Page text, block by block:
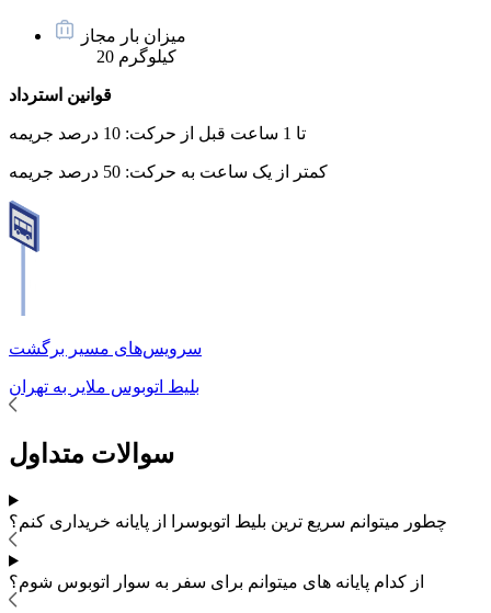
میزان بار مجاز
20 کیلوگرم
قوانین استرداد
تا 1 ساعت قبل از حرکت: 10 درصد جریمه
کمتر از یک ساعت به حرکت: 50 درصد جریمه
سرویس‌های مسیر برگشت
بلیط اتوبوس ملایر به تهران
سوالات متداول
چطور میتوانم سریع ترین بلیط اتوبوسرا از پایانه خریداری کنم؟
از کدام پایانه های میتوانم برای سفر به سوار اتوبوس شوم؟